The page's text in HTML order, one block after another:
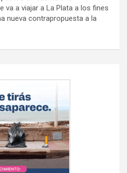
va a viajar a La Plata a los fines
nueva contrapropuesta a la